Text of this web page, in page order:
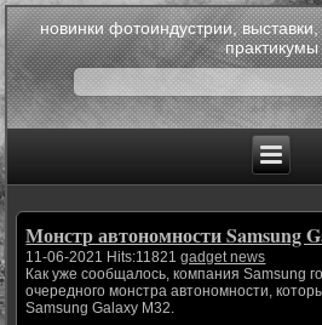
новинки фотоиндустрии,
практикумы
Монстр автономности Samsung
11-06-2021 Hits:11821gadget news
Как уже сообщалось, компания Samsung
очередного монстра автономности,
Samsung Galaxy M32.